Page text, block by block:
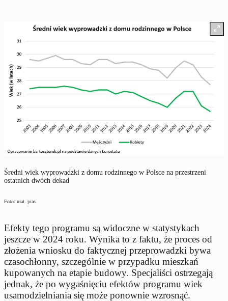
Średni wiek wyprowadzki z domu rodzinnego w Polsce na przestrzeni
ostatnich dwóch dekad
Foto: mat. pras.
Efekty tego programu są widoczne w statystykach
jeszcze w 2024 roku. Wynika to z faktu, że proces od
złożenia wniosku do faktycznej przeprowadzki bywa
czasochłonny, szczególnie w przypadku mieszkań
kupowanych na etapie budowy. Specjaliści ostrzegają
jednak, że po wygaśnięciu efektów programu wiek
usamodzielniania się może ponownie wzrosnąć.